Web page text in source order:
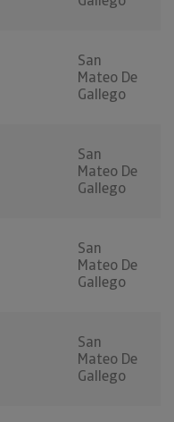
San
Mateo De
Gallego
San
Mateo De
Gallego
San
Mateo De
Gallego
San
Mateo De
Gallego